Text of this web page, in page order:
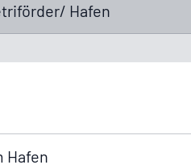
Hafen
Hafen